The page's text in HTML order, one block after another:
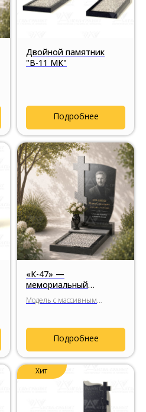
Двойной памятник
"В-11 МК"
Подробнее
«К-47» —
мемориальный
комплекс с крупным
гранитным крестом
Модель с массивным
мягким силуэтом стелы и
возможностью подобрать
характер композиции за счёт
различных оттенков
натурального гранита.
Подробнее
Хит